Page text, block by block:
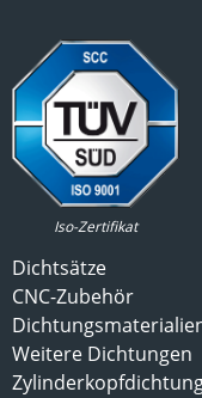
Iso-Zertifikat
Dichtsätze
CNC-Zubehör
Weitere Dichtungen